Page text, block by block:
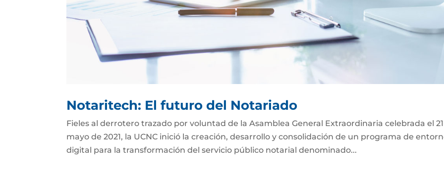
Notaritech: El futuro del Notariado
Fieles al derrotero trazado por voluntad de la Asamblea General Extraordinaria celebrada el
mayo de 2021, la UCNC inició la creación, desarrollo y consolidación de un programa de
digital para la transformación del servicio público notarial denominado...